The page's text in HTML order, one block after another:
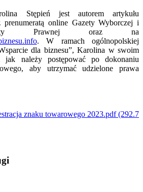
Stępień jest autorem artykułu
online Gazety Wyborczej i
Prawnej oraz na
. W ramach ogólnopolskiej
dla biznesu”, Karolina w swoim
należy postępować po dokonaniu
aby utrzymać udzielone prawa
znaku towarowego 2023.pdf(292.7